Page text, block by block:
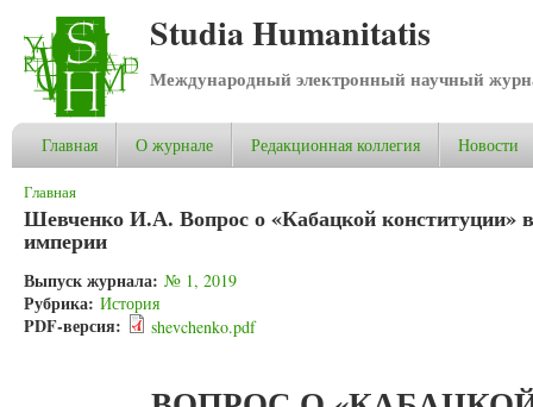
Studia Humanitatis
Международный электронный научный
Главная О журнале Редакционная коллегия Новости
Вы здесь
Главная
Шевченко И.А. Вопрос о «Кабацкой конституции» в
империи
Выпуск журнала: № 1, 2019
Рубрика: История
PDF-версия: shevchenko.pdf